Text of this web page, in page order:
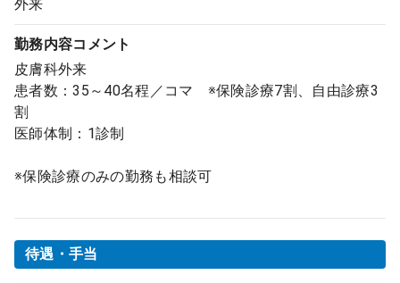
外来
勤務内容コメント
皮膚科外来
患者数：35～40名程／コマ ※保険診療7割、自由診療3
割
医師体制：1診制
※保険診療のみの勤務も相談可
待遇・手当